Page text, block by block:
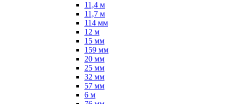
11,4 м
11,7 м
114 мм
12 м
15 мм
159 мм
20 мм
25 мм
32 мм
57 мм
6 м